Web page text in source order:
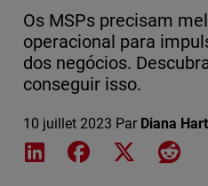
Os MSPs precisam
operacional para
dos negócios.
conseguir isso.
10 juillet 2023 Par Diana
Share on LinkedIn
Share on Facebook
Share on X